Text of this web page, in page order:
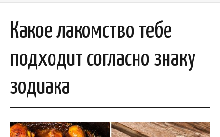
Какое лакомство тебе
подходит согласно знаку
зодиака